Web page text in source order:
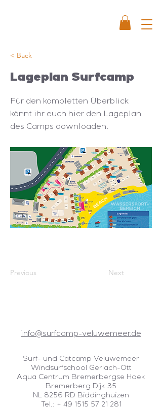
< Back
Lageplan Surfcamp
Für den kompletten Überblick
könnt ihr euch hier den Lageplan
des Camps downloaden.
Previous Next
info@surfcamp-veluwemeer.de
Surf- und Catcamp Veluwemeer
Windsurfschool Gerlach-Ott
Aqua Centrum Bremerbergse Hoek
Bremerberg Dijk 35
NL 8256 RD Biddinghuizen
Tel.: + 49 1515 57 21 281